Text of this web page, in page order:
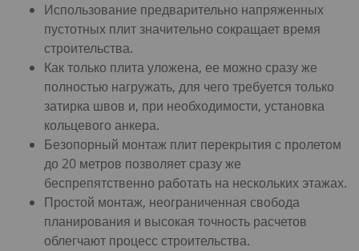
Использование предварительно напряженных
пустотных плит значительно сокращает время
строительства.
Как только плита уложена, ее можно сразу же
полностью нагружать, для чего требуется только
затирка швов и, при необходимости, установка
кольцевого анкера.
Безопорный монтаж плит перекрытия с пролетом
до 20 метров позволяет сразу же
беспрепятственно работать на нескольких этажах.
Простой монтаж, неограниченная свобода
планирования и высокая точность расчетов
облегчают процесс строительства.